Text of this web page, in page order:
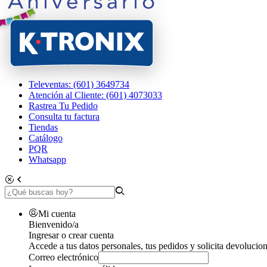
Televentas: (601) 3649734
Atención al Cliente: (601) 4073033
Rastrea Tu Pedido
Consulta tu factura
Tiendas
Catálogo
PQR
Whatsapp
Mi cuenta
Bienvenido/a
Ingresar o crear cuenta
Accede a tus datos personales, tus pedidos y solicita
Correo electrónico